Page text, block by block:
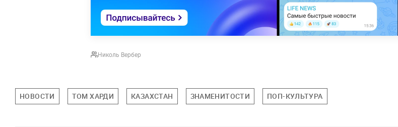
Николь Вербер
НОВОСТИ ТОМ ХАРДИ КАЗАХСТАН ЗНАМЕНИТОСТИ ПОП-КУЛЬТУРА